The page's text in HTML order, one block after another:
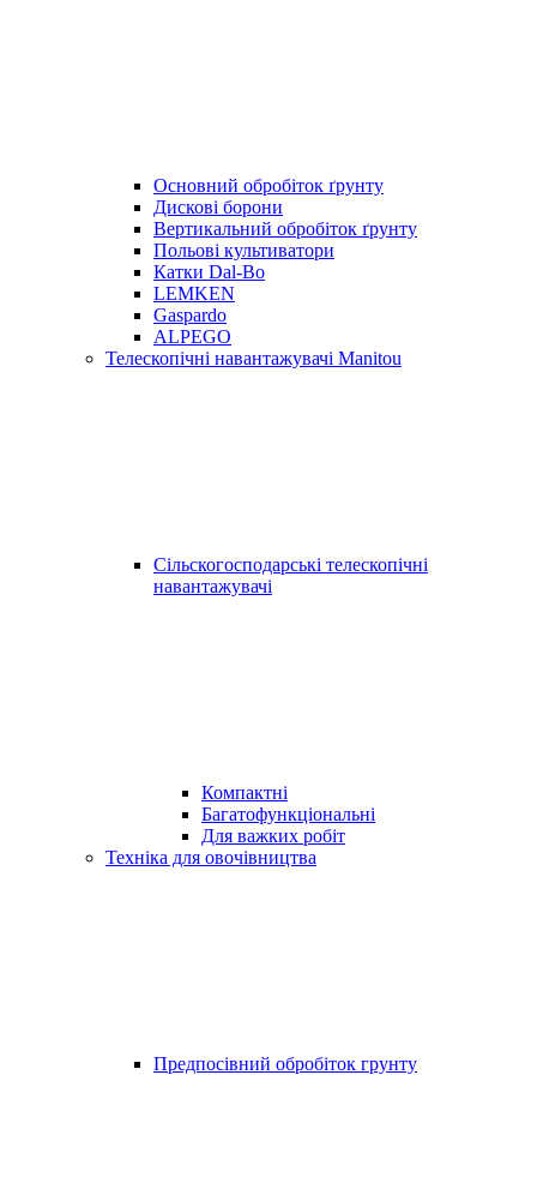
Основний обробіток ґрунту
Дискові борони
Вертикальний обробіток ґрунту
Польові культиватори
Катки Dal-Bo
LEMKEN
Gaspardo
ALPEGO
Телескопічні навантажувачі Manitou
Сільскогосподарські телескопічні
навантажувачі
Компактні
Багатофункціональні
Для важких робіт
Техніка для овочівництва
Предпосівний обробіток грунту